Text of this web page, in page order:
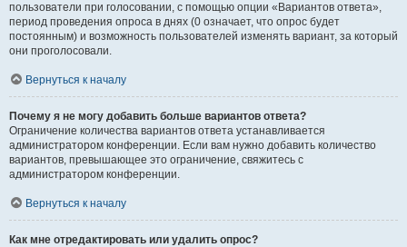
пользователи при голосовании, с помощью опции «Вариантов ответа»,
период проведения опроса в днях (0 означает, что опрос будет
постоянным) и возможность пользователей изменять вариант, за который
они проголосовали.
Вернуться к началу
Почему я не могу добавить больше вариантов ответа?
Ограничение количества вариантов ответа устанавливается
администратором конференции. Если вам нужно добавить количество
вариантов, превышающее это ограничение, свяжитесь с
администратором конференции.
Вернуться к началу
Как мне отредактировать или удалить опрос?